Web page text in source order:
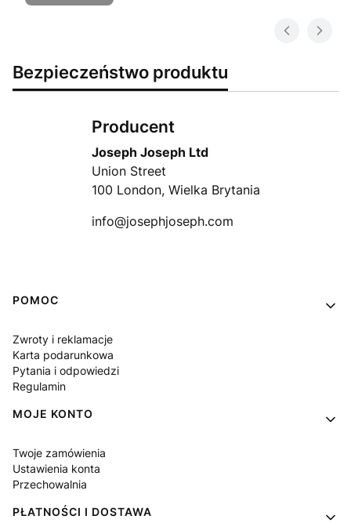
Bezpieczeństwo produktu
Producent
Joseph Joseph Ltd
Union Street
100 London, Wielka Brytania
info@josephjoseph.com
Linki w stopce
POMOC
Zwroty i reklamacje
Karta podarunkowa
Pytania i odpowiedzi
Regulamin
MOJE KONTO
Twoje zamówienia
Ustawienia konta
Przechowalnia
PŁATNOŚCI I DOSTAWA